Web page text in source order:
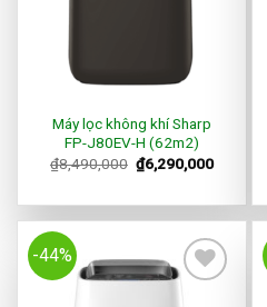
Máy lọc không khí Sharp
FP-J80EV-H (62m2)
₫8,490,000 ₫6,290,000
-44%